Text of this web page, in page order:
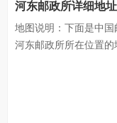
河东邮政所详细地址
地图说明：下面是中
河东邮政所所在位置的